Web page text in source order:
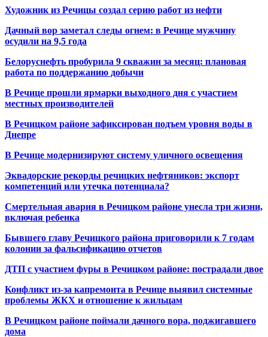
Художник из Речицы создал серию работ из нефти
Дачный вор заметал следы огнем: в Речице мужчину
осудили на 9,5 года
Белоруснефть пробурила 9 скважин за месяц: плановая
работа по поддержанию добычи
В Речице прошли ярмарки выходного дня с участием
местных производителей
В Речицком районе зафиксирован подъем уровня воды в
Днепре
В Речице модернизируют систему уличного освещения
Эквадорские рекорды речицких нефтяников: экспорт
компетенций или утечка потенциала?
Смертельная авария в Речицком районе унесла три жизни,
включая ребенка
Бывшего главу Речицкого района приговорили к 7 годам
колонии за фальсификацию отчетов
ДТП с участием фуры в Речицком районе: пострадали двое
Конфликт из-за капремонта в Речице выявил системные
проблемы ЖКХ и отношение к жильцам
В Речицком районе поймали дачного вора, поджигавшего
дома